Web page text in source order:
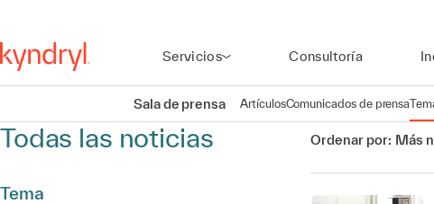
Servicios Consultoría
Sala de prensa ArtículosComunicados de prensa
Todas las noticias
Tema
Ordenar por: Más